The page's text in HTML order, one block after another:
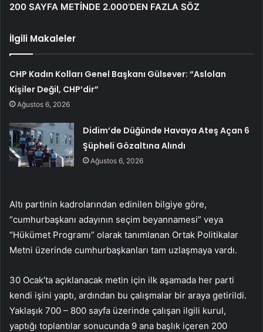
200 SAYFA METİNDE 2.000’DEN FAZLA SÖZ
İlgili Makaleler
CHP Kadın Kolları Genel Başkanı Gülsever: “Aslolan
Kişiler Değil, CHP’dir”
Ağustos 6, 2026
Didim’de Düğünde Havaya Ateş Açan 6
Şüpheli Gözaltına Alındı
Ağustos 6, 2026
Altı partinin kadrolarından edinilen bilgiye göre,
“cumhurbaşkanı adayının seçim beyannamesi” veya
“Hükümet Programı” olarak tanımlanan Ortak Politikalar
Metni üzerinde cumhurbaşkanları tam uzlaşmaya vardı.
30 Ocak’ta açıklanacak metin için ilk aşamada her parti
kendi işini yaptı, ardından bu çalışmalar bir araya getirildi.
Yaklaşık 700 – 800 sayfa üzerinde çalışan ilgili kurul,
yaptığı toplantılar sonucunda 9 ana başlık içeren 200